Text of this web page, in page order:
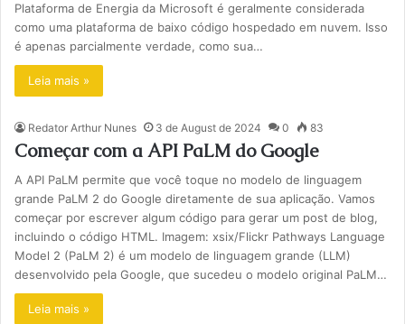
Plataforma de Energia da Microsoft é geralmente considerada
como uma plataforma de baixo código hospedado em nuvem. Isso
é apenas parcialmente verdade, como sua…
Leia mais »
Redator Arthur Nunes 3 de August de 2024 0 83
Começar com a API PaLM do Google
A API PaLM permite que você toque no modelo de linguagem
grande PaLM 2 do Google diretamente de sua aplicação. Vamos
começar por escrever algum código para gerar um post de blog,
incluindo o código HTML. Imagem: xsix/Flickr Pathways Language
Model 2 (PaLM 2) é um modelo de linguagem grande (LLM)
desenvolvido pela Google, que sucedeu o modelo original PaLM…
Leia mais »